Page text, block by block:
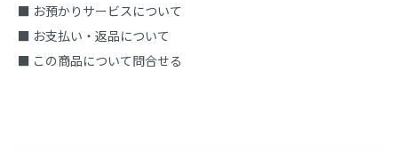
■ お預かりサービスについて
■ お支払い・返品について
■ この商品について問合せる